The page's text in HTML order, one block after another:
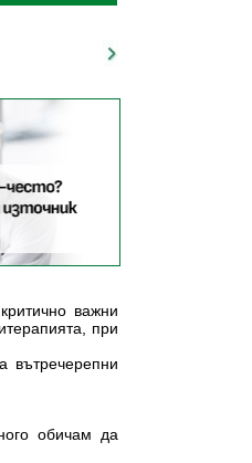
важни
при
вътречерепни
обичам да